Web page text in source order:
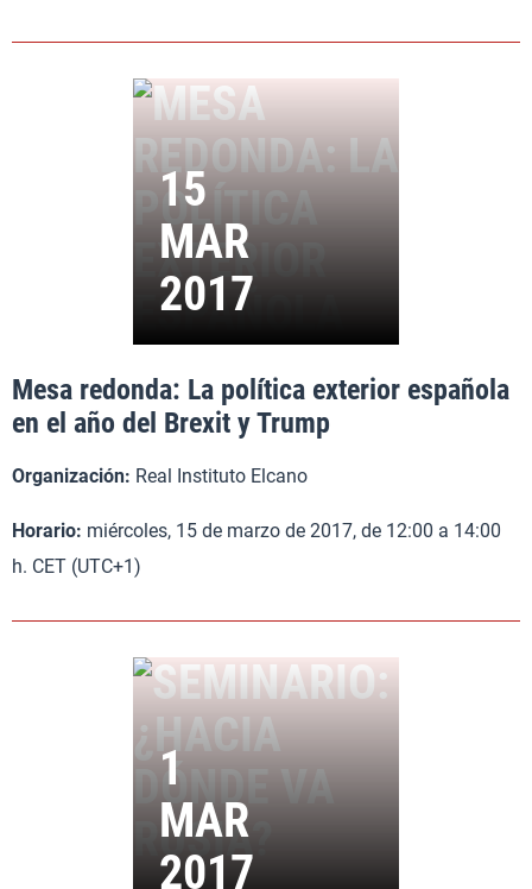
Mesa redonda: La política exterior española
en el año del Brexit y Trump
Organización: Real Instituto Elcano
Horario: miércoles, 15 de marzo de 2017, de 12:00 a 14:00
h. CET (UTC+1)